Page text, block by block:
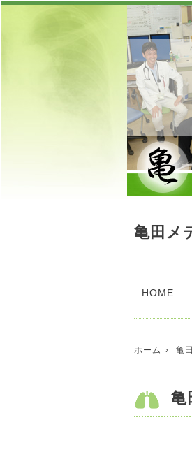
亀田メ
HOME
ホーム 亀
亀